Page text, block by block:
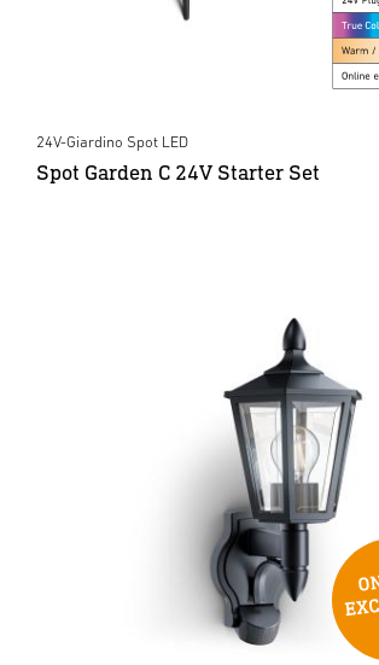
24V-Giardino Spot LED
Spot Garden C 24V Starter Set